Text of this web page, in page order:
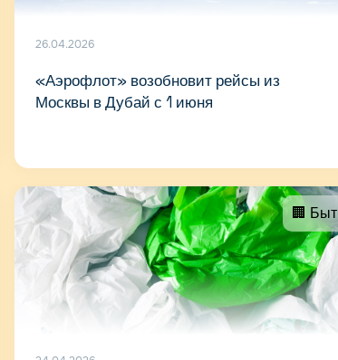
26.04.2026
«Аэрофлот» возобновит рейсы из
Москвы в Дубай с 1 июня
🏢 Быт